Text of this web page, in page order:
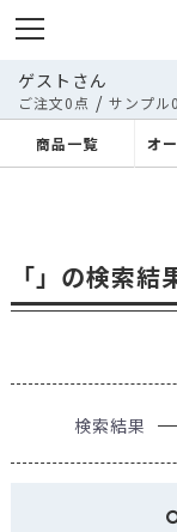
ゲストさん
ご注文0点 / サンプル
商品一覧
オ
「」の検索結
検索結果